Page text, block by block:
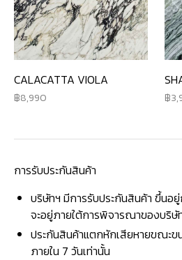
CALACATTA VIOLA
8,990
การรับประกันสินค้า
บริษัทฯ มีการรับประกันสินค้า ขึ้นอ
จะอยู่ภายใต้การพิจารณาของบริษั
ประกันสินค้าแตกหักเสียหายขณะ
ภายใน 7 วันเท่านั้น